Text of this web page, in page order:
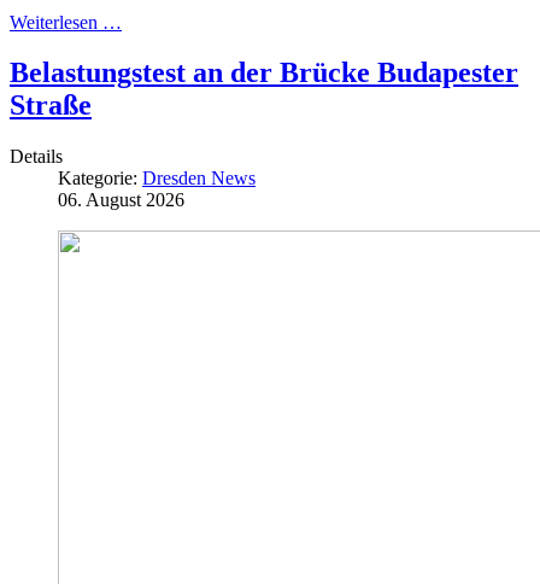
Weiterlesen …
Belastungstest an der Brücke Budapester
Straße
Details
Kategorie: Dresden News
06. August 2026